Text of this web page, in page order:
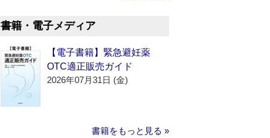
書籍・電子メディア
【電子書籍】緊急避妊薬
OTC適正販売ガイド
2026年07月31日 (金)
書籍をもっと見る »